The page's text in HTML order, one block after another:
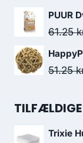
PUUR
61.25
51.25
Trixie